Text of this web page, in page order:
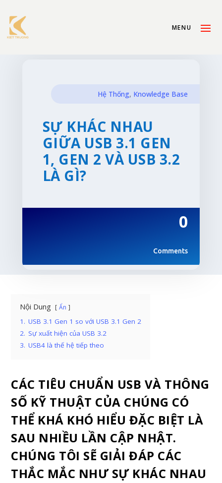
Hệ Thống, Knowledge Base
SỰ KHÁC NHAU
GIỮA USB 3.1 GEN
1, GEN 2 VÀ USB 3.2
LÀ GÌ?
0
Comments
Nội Dung Ẩn
1. USB 3.1 Gen 1 so với USB 3.1 Gen 2
2. Sự xuất hiện của USB 3.2
3. USB4 là thế hệ tiếp theo
CÁC TIÊU CHUẨN USB VÀ THÔNG
SỐ KỸ THUẬT CỦA CHÚNG CÓ
THỂ KHÁ KHÓ HIỂU ĐẶC BIỆT LÀ
SAU NHIỀU LẦN CẬP NHẬT.
CHÚNG TÔI SẼ GIẢI ĐÁP CÁC
THẮC MẮC NHƯ SỰ KHÁC NHAU